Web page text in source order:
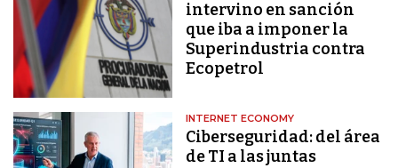
intervino en sanción
que iba a imponer la
Superindustria contra
Ecopetrol
INTERNET ECONOMY
Ciberseguridad: del área
de TI a las juntas